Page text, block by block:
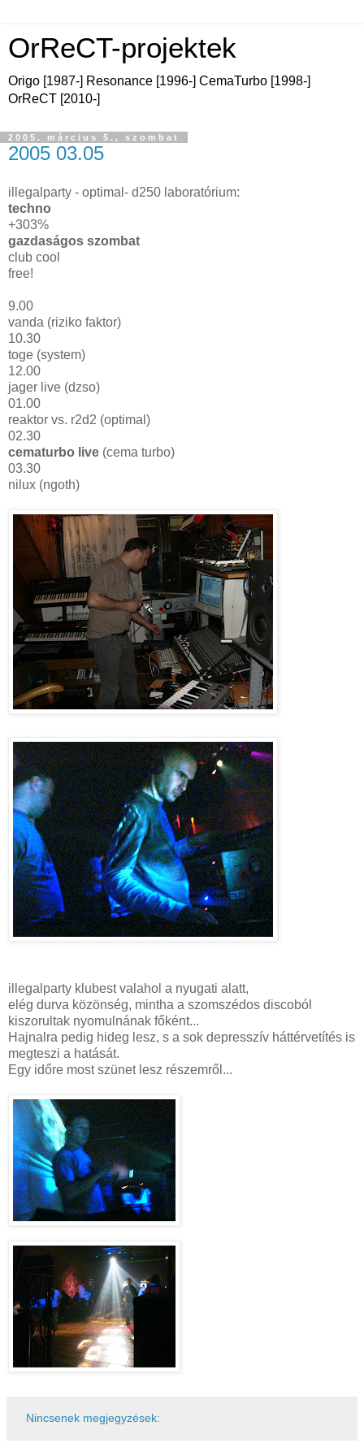
OrReCT-projektek
Origo [1987-] Resonance [1996-] CemaTurbo [1998-]
OrReCT [2010-]
2005. március 5., szombat
2005 03.05
illegalparty - optimal- d250 laboratórium:
techno
+303%
gazdaságos szombat
club cool
free!
9.00
vanda (riziko faktor)
10.30
toge (system)
12.00
jager live (dzso)
01.00
reaktor vs. r2d2 (optimal)
02.30
cematurbo live (cema turbo)
03.30
nilux (ngoth)
illegalparty klubest valahol a nyugati alatt,
elég durva közönség, mintha a szomszédos discoból
kiszorultak nyomulnának főként...
Hajnalra pedig hideg lesz, s a sok depresszív háttérvetítés is
megteszi a hatását.
Egy időre most szünet lesz részemről...
Nincsenek megjegyzések: